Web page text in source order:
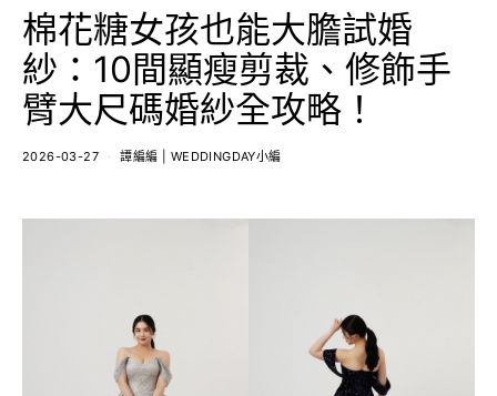
棉花糖女孩也能大膽試婚
紗：10間顯瘦剪裁、修飾手
臂大尺碼婚紗全攻略！
2026-03-27 譚編編 | WEDDINGDAY小編